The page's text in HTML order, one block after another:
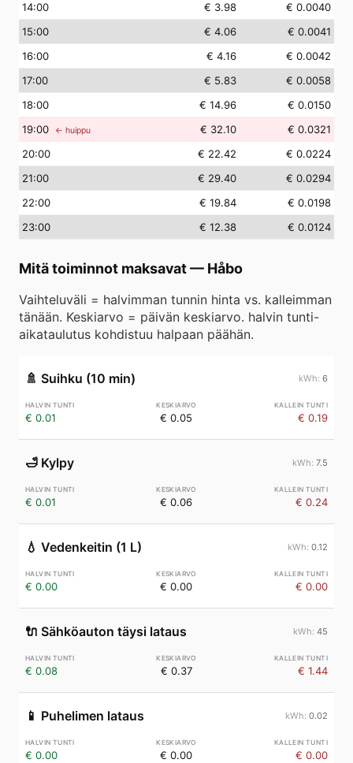
14:00 € 3.98
€ 0.0040
15:00 € 4.06
€ 0.0041
16:00 € 4.16
€ 0.0042
17:00 € 5.83
€ 0.0058
18:00 € 14.96
€ 0.0150
19:00 ← huippu € 32.10
€ 0.0321
20:00 € 22.42
€ 0.0224
21:00 € 29.40
€ 0.0294
22:00 € 19.84
€ 0.0198
23:00 € 12.38 € 0.0124
Mitä toiminnot maksavat— Håbo
Vaihteluväli = halvimman tunnin hinta vs. kalleimman
tänään. Keskiarvo = päivän keskiarvo. halvin tunti-
aikataulutus kohdistuu halpaan päähän.
🚿 Suihku (10 min) 6
€ 0.01 € 0.05 € 0.19
🛁 Kylpy 7.5
€ 0.01 € 0.06 € 0.24
💧 Vedenkeitin (1 L) 0.12
€ 0.00 € 0.00 € 0.00
🔌 Sähköauton täysi lataus 45
€ 0.08 € 0.37 € 1.44
📱 Puhelimen lataus 0.02
€ 0.00 € 0.00 € 0.00